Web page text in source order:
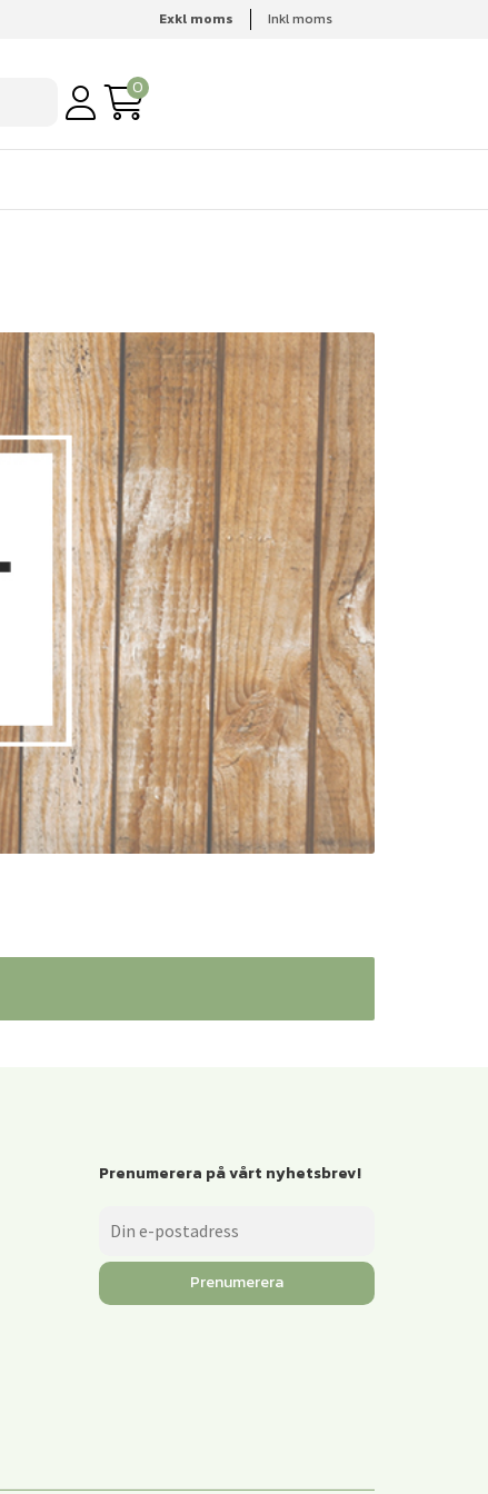
Exkl moms Inkl moms
0
Prenumerera på vårt nyhetsbrev!
Prenumerera